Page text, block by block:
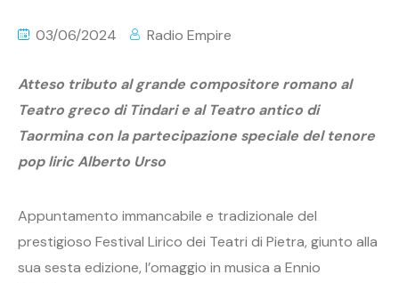
03/06/2024 Radio Empire
Atteso tributo al grande compositore romano al
Teatro greco di Tindari e al Teatro antico di
Taormina con la partecipazione speciale del tenore
pop liric Alberto Urso
Appuntamento immancabile e tradizionale del
prestigioso Festival Lirico dei Teatri di Pietra, giunto alla
sua sesta edizione, l’omaggio in musica a Ennio